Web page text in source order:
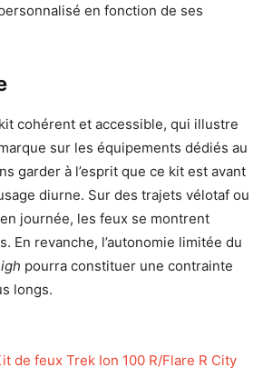
en fonction de ses
cohérent et accessible, qui illustre
sur les équipements dédiés au
garder à l’esprit que ce kit est avant
diurne. Sur des trajets vélotaf ou
journée, les feux se montrent
En revanche, l’autonomie limitée du
pourra constituer une contrainte
longs.
de feux Trek Ion 100 R/Flare R City